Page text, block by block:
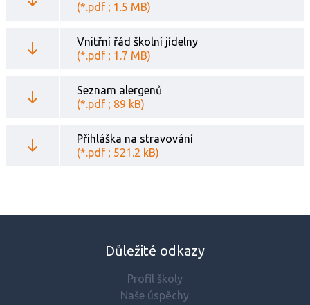
(*.pdf ; 1.5 MB)
Vnitřní řád školní jídelny
(*.pdf ; 1.7 MB)
Seznam alergenů
(*.pdf ; 89 kB)
Přihláška na stravování
(*.pdf ; 521.2 kB)
Důležité odkazy
Profil školy
Naše úspěchy